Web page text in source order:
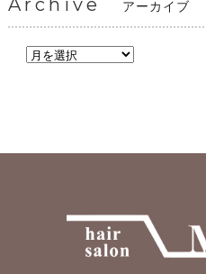
Archive アーカイブ